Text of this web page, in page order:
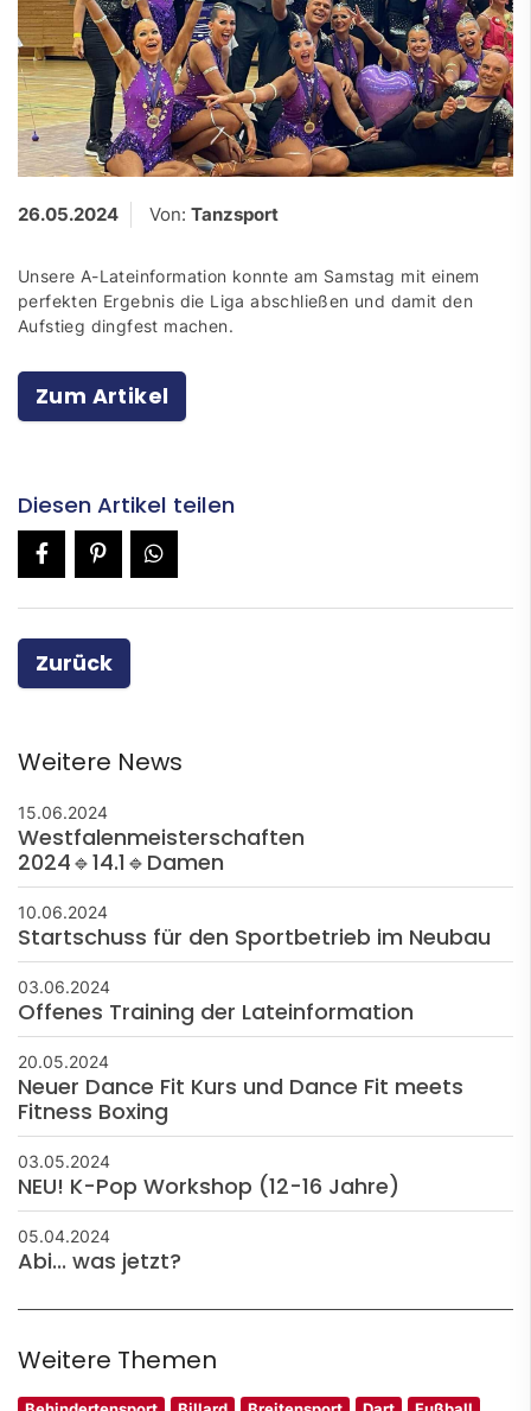
26.05.2024 Von: Tanzsport
Unsere A-Lateinformation konnte am Samstag mit einem
perfekten Ergebnis die Liga abschließen und damit den
Aufstieg dingfest machen.
Zum Artikel
Diesen Artikel teilen
Zurück
Weitere News
15.06.2024
Westfalenmeisterschaften
2024🔹14.1🔹Damen
10.06.2024
Startschuss für den Sportbetrieb im Neubau
03.06.2024
Offenes Training der Lateinformation
20.05.2024
Neuer Dance Fit Kurs und Dance Fit meets
Fitness Boxing
03.05.2024
NEU! K-Pop Workshop (12-16 Jahre)
05.04.2024
Abi... was jetzt?
Weitere Themen